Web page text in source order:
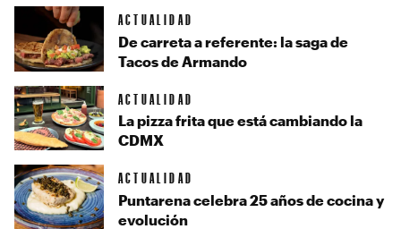
ACTUALIDAD
De carreta a referente: la saga de
Tacos de Armando
ACTUALIDAD
La pizza frita que está cambiando la
CDMX
ACTUALIDAD
Puntarena celebra 25 años de cocina y
evolución